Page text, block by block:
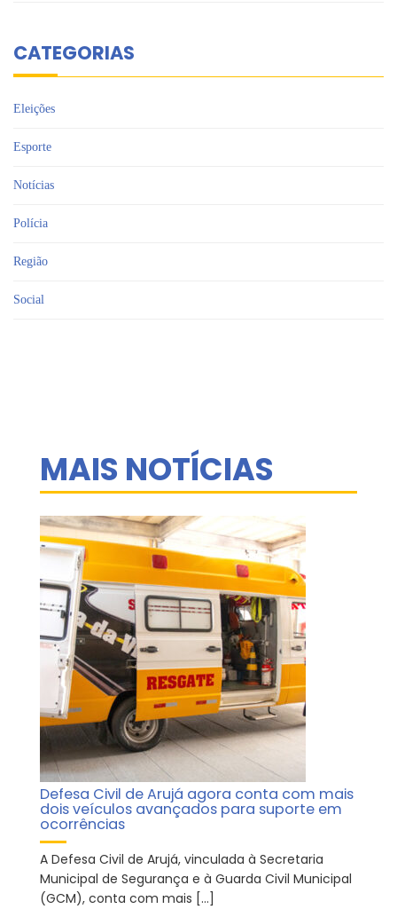
CATEGORIAS
Eleições
Esporte
Notícias
Polícia
Região
Social
MAIS NOTÍCIAS
Defesa Civil de Arujá agora conta com mais
dois veículos avançados para suporte em
ocorrências
A Defesa Civil de Arujá, vinculada à Secretaria
Municipal de Segurança e à Guarda Civil Municipal
(GCM), conta com mais […]